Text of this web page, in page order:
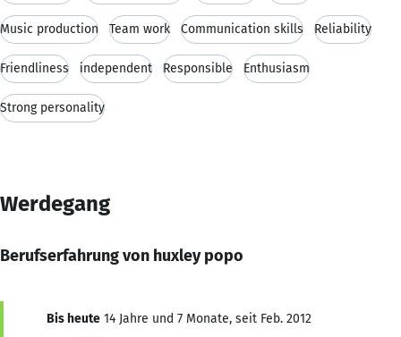
Music production Team work Communication skills Reliability
Friendliness independent Responsible Enthusiasm
Strong personality
Werdegang
Berufserfahrung von huxley popo
Bis heute 14 Jahre und 7 Monate, seit Feb. 2012